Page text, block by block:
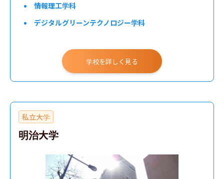
情報理工学科
デジタルグリーンテクノロジー学科
学校を詳しく見る
私立大学
明治大学